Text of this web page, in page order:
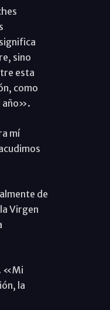
sino
esta
como
año».
mí
de
Virgen
«Mi
la